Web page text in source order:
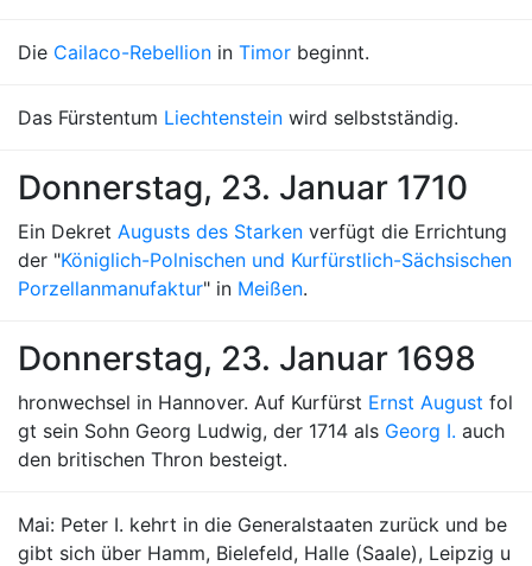
Die Cailaco-Rebellion in Timor beginnt.
Das Fürstentum Liechtenstein wird selbstständig.
Donnerstag, 23. Januar 1710
Ein Dekret Augusts des Starken verfügt die Errichtung
der "Königlich-Polnischen und Kurfürstlich-Sächsischen
Porzellanmanufaktur" in Meißen.
Donnerstag, 23. Januar 1698
hronwechsel in Hannover. Auf Kurfürst Ernst August fol
gt sein Sohn Georg Ludwig, der 1714 als Georg I. auch
den britischen Thron besteigt.
Mai: Peter I. kehrt in die Generalstaaten zurück und be
gibt sich über Hamm, Bielefeld, Halle (Saale), Leipzig u